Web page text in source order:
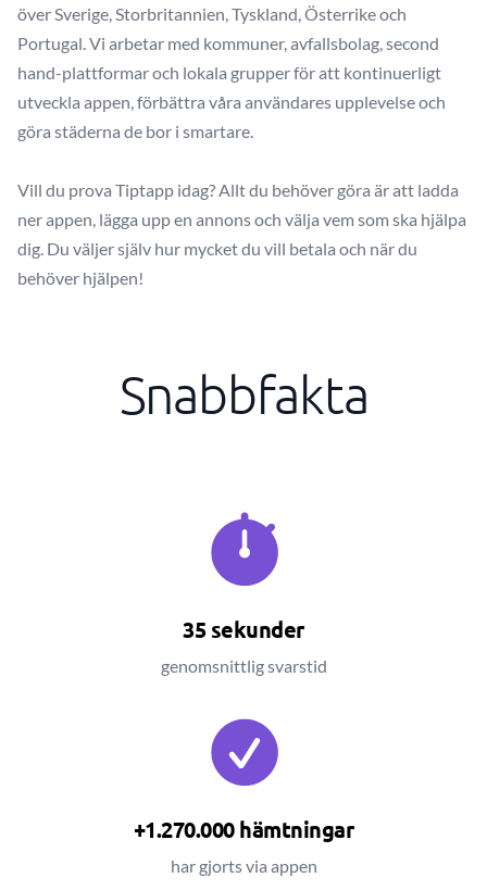
över Sverige, Storbritannien, Tyskland, Österrike och
Portugal. Vi arbetar med kommuner, avfallsbolag, second
hand-plattformar och lokala grupper för att kontinuerligt
utveckla appen, förbättra våra användares upplevelse och
göra städerna de bor i smartare.
Vill du prova Tiptapp idag? Allt du behöver göra är att ladda
ner appen, lägga upp en annons och välja vem som ska hjälpa
dig. Du väljer själv hur mycket du vill betala och när du
behöver hjälpen!
Snabbfakta
35 sekunder
genomsnittlig svarstid
+1.270.000 hämtningar
har gjorts via appen